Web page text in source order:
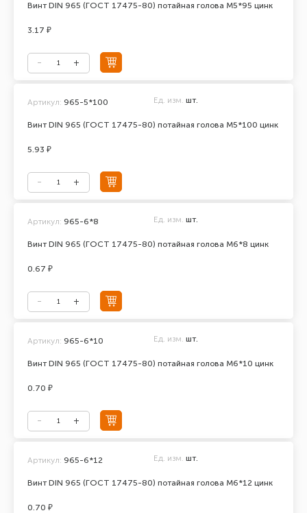
Винт DIN 965 (ГОСТ 17475-80) потайная голова М5*95 цинк
3.17 ₽
Винт DIN 965 (ГОСТ 17475-80) потайная голова М5*100 цинк
Артикул: 965-5*100 Ед. изм. шт.
5.93 ₽
Винт DIN 965 (ГОСТ 17475-80) потайная голова М6*8 цинк
Артикул: 965-6*8 Ед. изм. шт.
0.67 ₽
Винт DIN 965 (ГОСТ 17475-80) потайная голова М6*10 цинк
Артикул: 965-6*10 Ед. изм. шт.
0.70 ₽
Винт DIN 965 (ГОСТ 17475-80) потайная голова М6*12 цинк
Артикул: 965-6*12 Ед. изм. шт.
0.70 ₽